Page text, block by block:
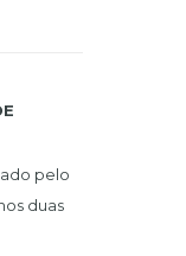
pelo
duas